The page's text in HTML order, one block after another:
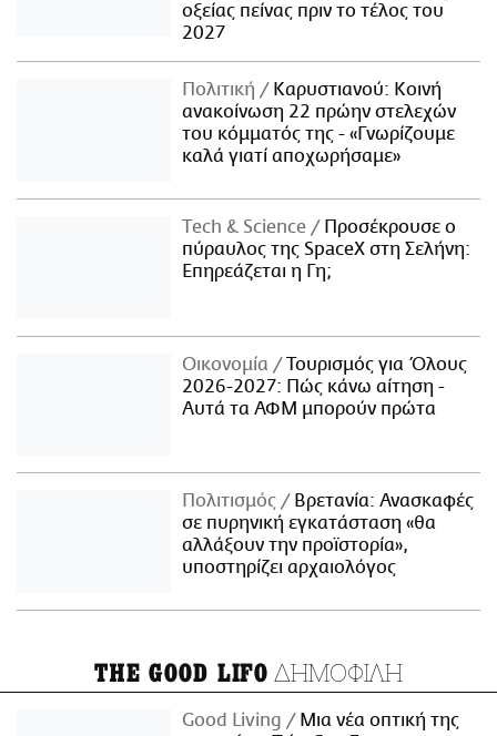
οξείας πείνας πριν το τέλος του
2027
Πολιτική
Καρυστιανού: Κοινή
ανακοίνωση 22 πρώην στελεχών
του κόμματός της - «Γνωρίζουμε
καλά γιατί αποχωρήσαμε»
Τech & Science
Προσέκρουσε ο
πύραυλος της SpaceX στη Σελήνη:
Επηρεάζεται η Γη;
Οικονομία
Τουρισμός για Όλους
2026-2027: Πώς κάνω αίτηση -
Αυτά τα ΑΦΜ μπορούν πρώτα
Πολιτισμός
Βρετανία: Ανασκαφές
σε πυρηνική εγκατάσταση «θα
αλλάξουν την προϊστορία»,
υποστηρίζει αρχαιολόγος
THE GOOD LIFO ΔΗΜΟΦΙΛΗ
Good Living
Μια νέα οπτική της